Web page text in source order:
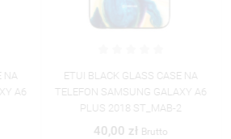
NA
A6
ETUI BLACK GLASS CASE NA
TELEFON SAMSUNG GALAXY A6
PLUS 2018 ST_MAB-3
40,00 zł Brutto